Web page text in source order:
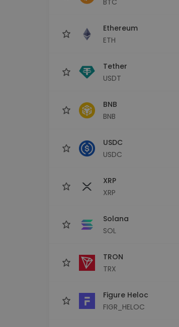
Ethereum
ETH
Tether
USDT
BNB
BNB
USDC
USDC
XRP
XRP
Solana
SOL
TRON
TRX
Figure Heloc
FIGR_HELOC